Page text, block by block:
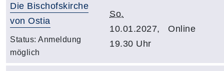
Die Bischofskirche
von Ostia
Status: Anmeldung
möglich
So.
10.01.2027,
19.30 Uhr
Online